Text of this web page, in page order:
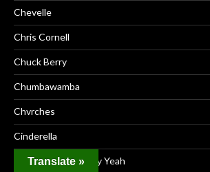
Chevelle
Chris Cornell
Chuck Berry
Chumbawamba
Chvrches
Cinderella
Clap Your Hands Say Yeah
Translate »